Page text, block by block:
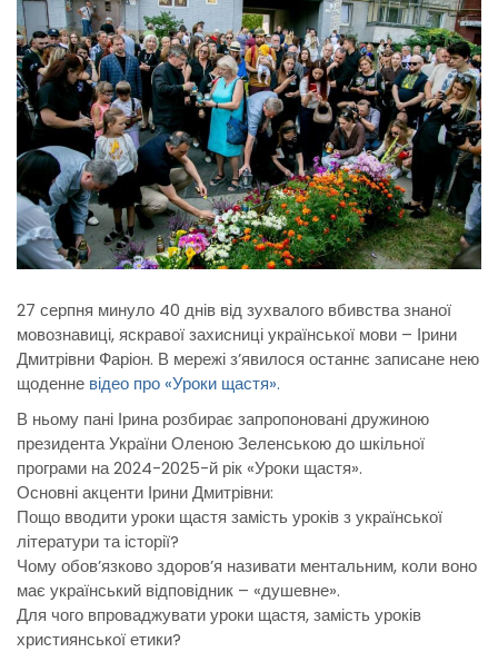
27 серпня минуло 40 днів від зухвалого вбивства знаної
мовознавиці, яскравої захисниці української мови – Ірини
Дмитрівни Фаріон. В мережі з’явилося останнє записане нею
щоденне відео про «Уроки щастя».
В ньому пані Ірина розбирає запропоновані дружиною
президента України Оленою Зеленською до шкільної
програми на 2024-2025-й рік «Уроки щастя».
Основні акценти Ірини Дмитрівни:
Пощо вводити уроки щастя замість уроків з української
літератури та історії?
Чому обовʼязково здоровʼя називати ментальним, коли воно
має український відповідник – «душевне».
Для чого впроваджувати уроки щастя, замість уроків
християнської етики?